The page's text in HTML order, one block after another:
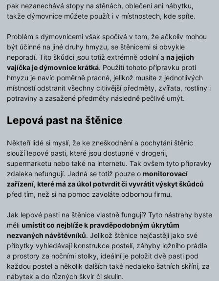
pak nezanechává stopy na stěnách, oblečení ani nábytku,
takže dýmovnice můžete použít i v místnostech, kde spíte.
Problém s dýmovnicemi však spočívá v tom, že ačkoliv mohou
být účinné na jiné druhy hmyzu, se štěnicemi si obvykle
neporadí. Tito škůdci jsou totiž extrémně odolní a na jejich
vajíčka je dýmovnice krátká. Použití tohoto přípravku proti
hmyzu je navíc poměrně pracné, jelikož musíte z jednotlivých
místností odstranit všechny citlivější předměty, zvířata, rostliny i
potraviny a zasažené předměty následně pečlivě umýt.
Lepová past na štěnice
Někteří lidé si myslí, že ke zneškodnění a pochytání štěnic
slouží lepové pasti, které jsou dostupné v drogerii,
supermarketu nebo také na internetu. Tak ovšem tyto přípravky
zdaleka nefungují. Jedná se totiž pouze o monitorovací
zařízení, které má za úkol potvrdit či vyvrátit výskyt škůdců
před tím, než si na pomoc zavoláte odbornou firmu.
Jak lepové pasti na štěnice vlastně fungují? Tyto nástrahy byste
měli umístit co nejblíže k pravděpodobným úkrytům
nezvaných návštěvníků. Jelikož štěnice nejčastěji jako své
příbytky vyhledávají konstrukce postelí, záhyby ložního prádla
a prostory za nočními stolky, ideální je položit dvě pasti pod
každou postel a několik dalších také nedaleko šatních skříní, za
nábytek a do různých škvír či skulin.